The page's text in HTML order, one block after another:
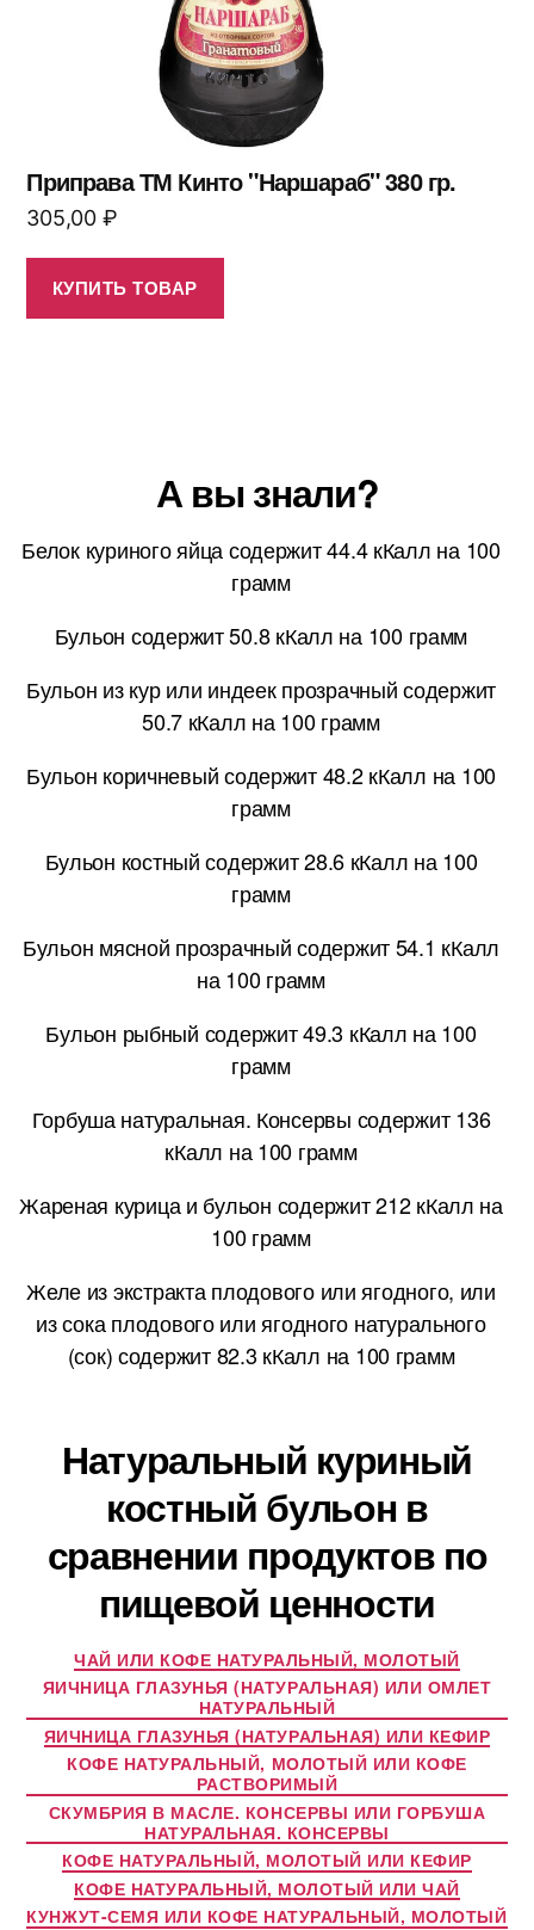
Приправа ТМ Кинто "Наршараб" 380 гр.
305,00 ₽
КУПИТЬ ТОВАР
А вы знали?
Белок куриного яйца содержит 44.4 кКалл на 100
грамм
Бульон содержит 50.8 кКалл на 100 грамм
Бульон из кур или индеек прозрачный содержит
50.7 кКалл на 100 грамм
Бульон коричневый содержит 48.2 кКалл на 100
грамм
Бульон костный содержит 28.6 кКалл на 100
грамм
Бульон мясной прозрачный содержит 54.1 кКалл
на 100 грамм
Бульон рыбный содержит 49.3 кКалл на 100
грамм
Горбуша натуральная. Консервы содержит 136
кКалл на 100 грамм
Жареная курица и бульон содержит 212 кКалл на
100 грамм
Желе из экстракта плодового или ягодного, или
из сока плодового или ягодного натурального
(сок) содержит 82.3 кКалл на 100 грамм
Натуральный куриный
костный бульон в
сравнении продуктов по
пищевой ценности
ЧАЙ ИЛИ КОФЕ НАТУРАЛЬНЫЙ, МОЛОТЫЙ
ЯИЧНИЦА ГЛАЗУНЬЯ (НАТУРАЛЬНАЯ) ИЛИ ОМЛЕТ
НАТУРАЛЬНЫЙ
ЯИЧНИЦА ГЛАЗУНЬЯ (НАТУРАЛЬНАЯ) ИЛИ КЕФИР
КОФЕ НАТУРАЛЬНЫЙ, МОЛОТЫЙ ИЛИ КОФЕ
РАСТВОРИМЫЙ
СКУМБРИЯ В МАСЛЕ. КОНСЕРВЫ ИЛИ ГОРБУША
НАТУРАЛЬНАЯ. КОНСЕРВЫ
КОФЕ НАТУРАЛЬНЫЙ, МОЛОТЫЙ ИЛИ КЕФИР
КОФЕ НАТУРАЛЬНЫЙ, МОЛОТЫЙ ИЛИ ЧАЙ
КУНЖУТ-СЕМЯ ИЛИ КОФЕ НАТУРАЛЬНЫЙ, МОЛОТЫЙ